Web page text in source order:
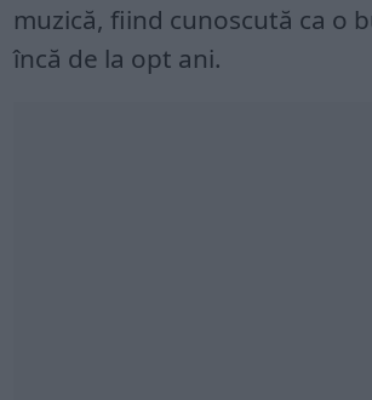
muzică, fiind cunoscută ca o
încă de la opt ani.